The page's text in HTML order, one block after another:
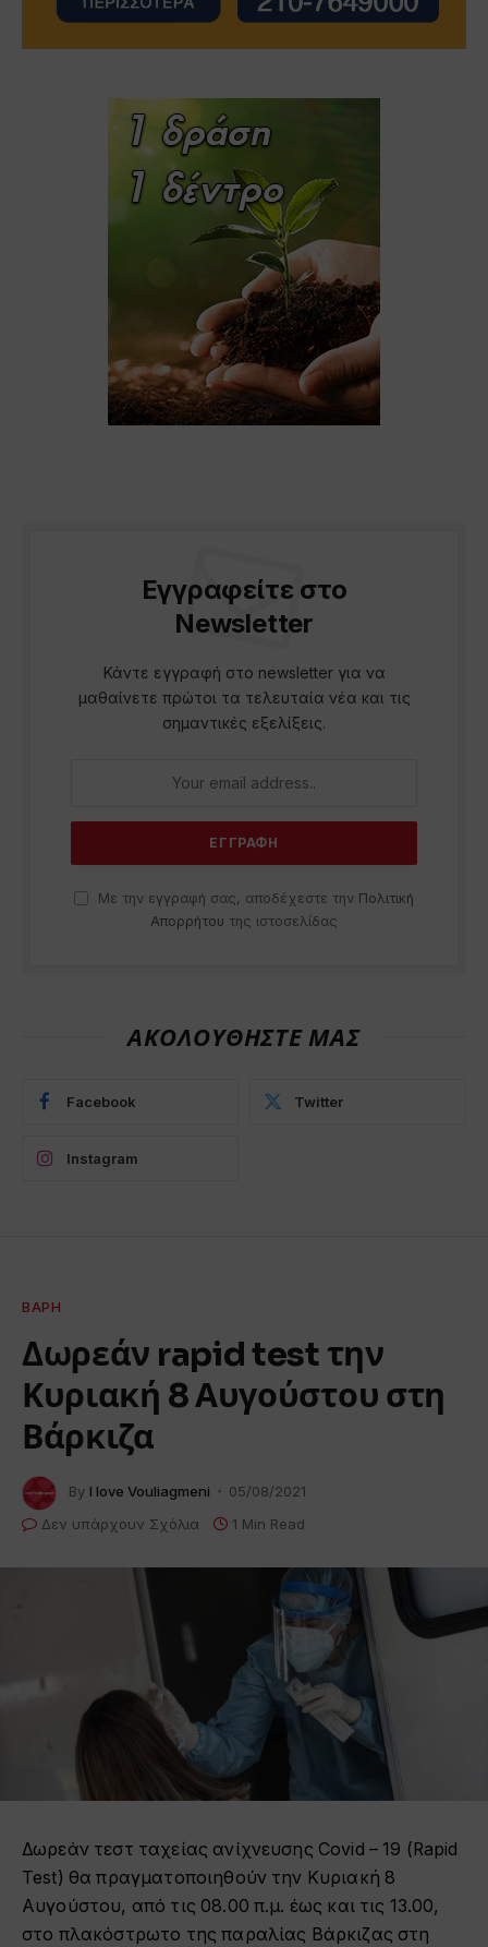
Εγγραφείτε στο
Newsletter
Κάντε εγγραφή στο newsletter για να
μαθαίνετε πρώτοι τα τελευταία νέα και τις
σημαντικές εξελίξεις.
Με την εγγραφή σας, αποδέχεστε την Πολιτική
Απορρήτου της ιστοσελίδας
ΑΚΟΛΟΥΘΗΣΤΕ ΜΑΣ
Facebook Twitter
Instagram
ΒΆΡΗ
Δωρεάν rapid test την
Κυριακή 8 Αυγούστου στη
Βάρκιζα
By I love Vouliagmeni
05/08/2021
Δεν υπάρχουν Σχόλια
1 Min Read
Δωρεάν τεστ ταχείας ανίχνευσης Covid – 19 (Rapid
Test) θα πραγματοποιηθούν την Κυριακή 8
Αυγούστου, από τις 08.00 π.μ. έως και τις 13.00,
στο πλακόστρωτο της παραλίας Βάρκιζας στη